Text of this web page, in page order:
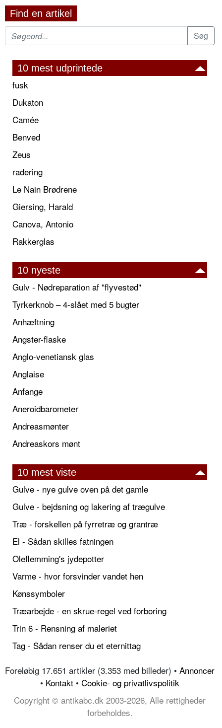
Find en artikel
10 mest udprintede
fusk
Dukaton
Camée
Benved
Zeus
radering
Le Nain Brødrene
Giersing, Harald
Canova, Antonio
Rakkerglas
10 nyeste
Gulv - Nødreparation af "flyvestød"
Tyrkerknob – 4-slået med 5 bugter
Anhæftning
Angster-flaske
Anglo-venetiansk glas
Anglaise
Anfange
Aneroidbarometer
Andreasmønter
Andreaskors mønt
10 mest viste
Gulve - nye gulve oven på det gamle
Gulve - bejdsning og lakering af trægulve
Træ - forskellen på fyrretræ og grantræ
El - Sådan skilles fatningen
Oleflemming's jydepotter
Varme - hvor forsvinder vandet hen
Kønssymboler
Træarbejde - en skrue-regel ved forboring
Trin 6 - Rensning af maleriet
Tag - Sådan renser du et eternittag
Foreløbig 17.651 artikler (3.353 med billeder) • Annoncer
• Kontakt • Cookie- og privatlivspolitik
Copyright © antikabc.dk 2003-2026, Alle rettigheder
forbeholdes.